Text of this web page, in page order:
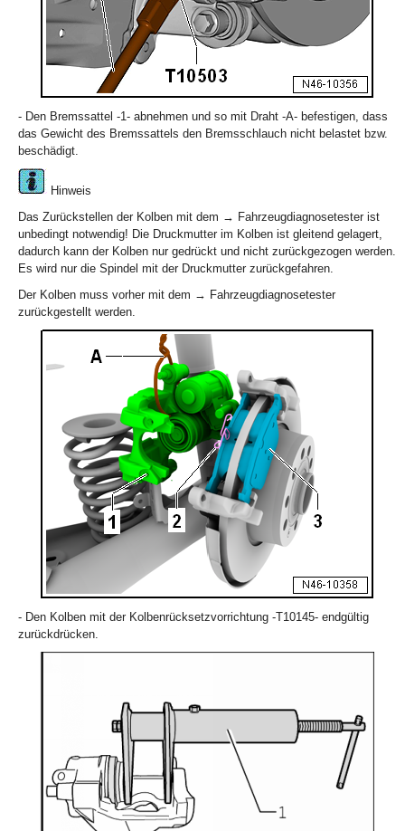
- Den Bremssattel -1- abnehmen und so mit Draht -A- befestigen, dass
das Gewicht des Bremssattels den Bremsschlauch nicht belastet bzw.
beschädigt.
Hinweis
Das Zurückstellen der Kolben mit dem → Fahrzeugdiagnosetester ist
unbedingt notwendig! Die Druckmutter im Kolben ist gleitend gelagert,
dadurch kann der Kolben nur gedrückt und nicht zurückgezogen werden.
Es wird nur die Spindel mit der Druckmutter zurückgefahren.
Der Kolben muss vorher mit dem → Fahrzeugdiagnosetester
zurückgestellt werden.
- Den Kolben mit der Kolbenrücksetzvorrichtung -T10145- endgültig
zurückdrücken.